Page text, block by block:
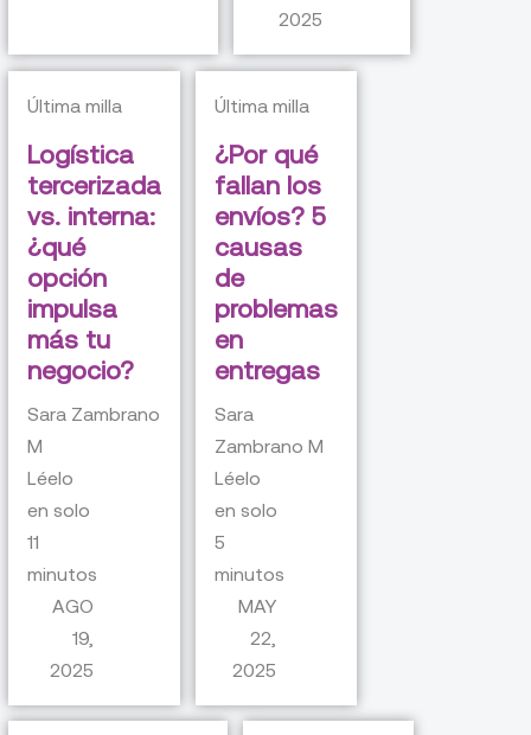
2025
Última milla
Logística
tercerizada
vs. interna:
¿qué
opción
impulsa
más tu
negocio?
Sara Zambrano
M
Léelo
en solo
11
minutos
AGO
19,
2025
Última milla
¿Por qué
fallan los
envíos? 5
causas
de
problemas
en
entregas
Sara
Zambrano M
Léelo
en solo
5
minutos
MAY
22,
2025